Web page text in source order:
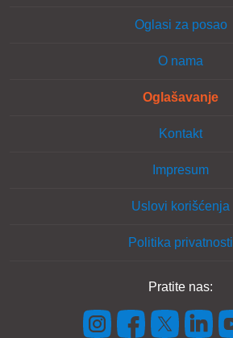
Oglasi za posao
O nama
Oglašavanje
Kontakt
Impresum
Uslovi korišćenja
Politika privatnosti
Pratite nas: